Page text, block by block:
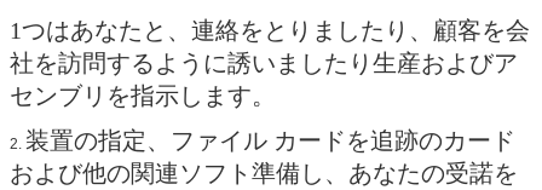
1つはあなたと、連絡をとりましたり、顧客を会
社を訪問するように誘いましたり生産およびア
センブリを指示します。
2. 装置の指定、ファイル カードを追跡のカード
および他の関連ソフト準備し、あなたの受諾を